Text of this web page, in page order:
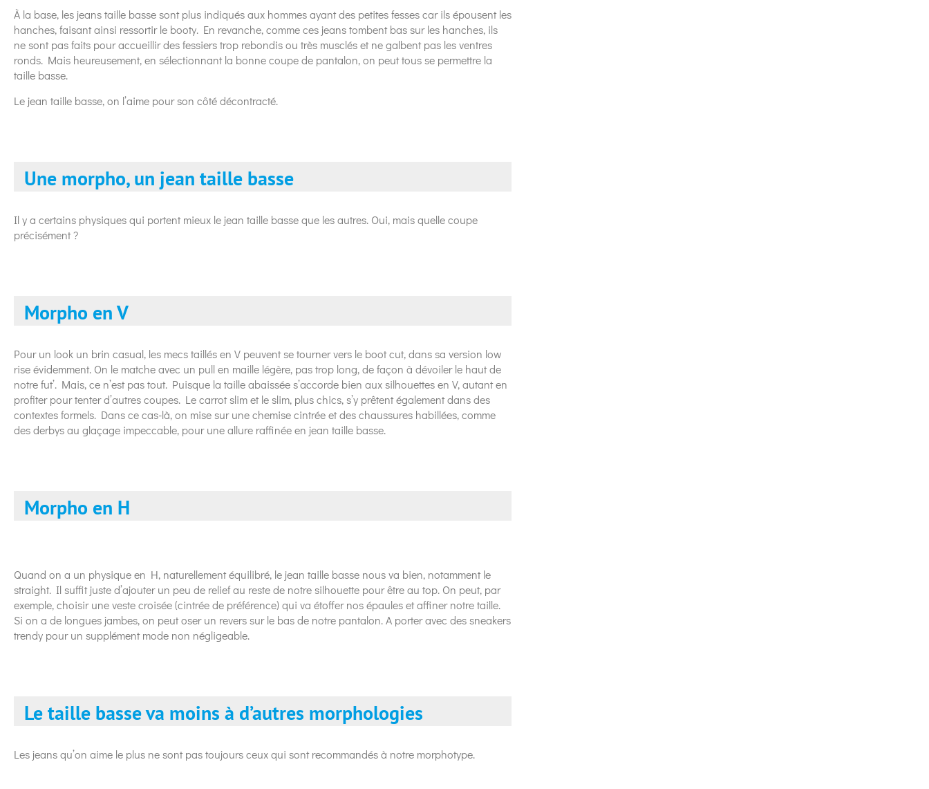
À la base, les jeans taille basse sont plus indiqués aux hommes ayant des petites fesses car ils épousent les
hanches, faisant ainsi ressortir le booty. En revanche, comme ces jeans tombent bas sur les hanches, ils
ne sont pas faits pour accueillir des fessiers trop rebondis ou très musclés et ne galbent pas les ventres
ronds. Mais heureusement, en sélectionnant la bonne coupe de pantalon, on peut tous se permettre la
taille basse.
Le jean taille basse, on l’aime pour son côté décontracté.
Une morpho, un jean taille basse
Il y a certains physiques qui portent mieux le jean taille basse que les autres. Oui, mais quelle coupe
précisément ?
Morpho en V
Pour un look un brin casual, les mecs taillés en V peuvent se tourner vers le boot cut, dans sa version low
rise évidemment. On le matche avec un pull en maille légère, pas trop long, de façon à dévoiler le haut de
notre fut’. Mais, ce n’est pas tout. Puisque la taille abaissée s’accorde bien aux silhouettes en V, autant en
profiter pour tenter d’autres coupes. Le carrot slim et le slim, plus chics, s’y prêtent également dans des
contextes formels. Dans ce cas-là, on mise sur une chemise cintrée et des chaussures habillées, comme
des derbys au glaçage impeccable, pour une allure raffinée en jean taille basse.
Morpho en H
Quand on a un physique en H, naturellement équilibré, le jean taille basse nous va bien, notamment le
straight. Il suffit juste d’ajouter un peu de relief au reste de notre silhouette pour être au top. On peut, par
exemple, choisir une veste croisée (cintrée de préférence) qui va étoffer nos épaules et affiner notre taille.
Si on a de longues jambes, on peut oser un revers sur le bas de notre pantalon. A porter avec des sneakers
trendy pour un supplément mode non négligeable.
Le taille basse va moins à d’autres morphologies
Les jeans qu’on aime le plus ne sont pas toujours ceux qui sont recommandés à notre morphotype.